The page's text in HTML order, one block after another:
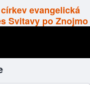
evangelická
Svitavy po Znojmo